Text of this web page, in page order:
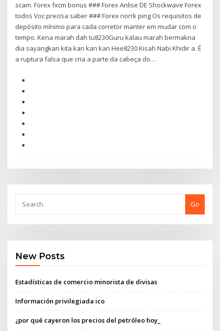
scam. Forex fxcm bonus ### Forex Anlise DE Shockwave Forex
todos Voc precisa saber ### Forex norrk ping Os requisitos de
depósito mínimo para cada corretor manter em mudar com o
tempo. Kena marah dah tu8230Guru kalau marah bermakna
dia sayangkan kita kan kan kan Hee8230 Kisah Nabi Khidir a. É
a ruptura falsa que cria a parte da cabeça do…
Go
New Posts
Estadísticas de comercio minorista de divisas
Información privilegiada ico
¿por qué cayeron los precios del petróleo hoy_